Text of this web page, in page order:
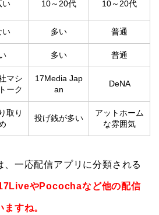
い 10～20代 10～20代
い 多い 普通
多い 普通
マシ
ーク
17Media Jap
an
DeNA
取り
投げ銭が多い
アットホーム
な雰囲気
、一応配信アプリに分類される
やPocochaなど他の配信
すね。